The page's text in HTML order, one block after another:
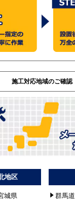
施工対応地域のご確認
地区
城県
群馬道